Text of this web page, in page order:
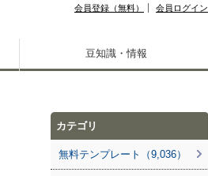
会員登録（無料） 会員ログイン
豆知識・情報
カテゴリ
無料テンプレート（9,036）